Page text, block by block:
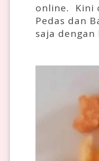
online. Kini
Pedas dan
saja